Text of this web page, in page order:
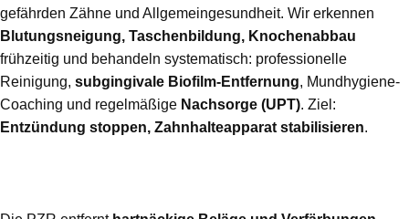
gefährden Zähne und Allgemeingesundheit. Wir erkennen
Blutungsneigung, Taschenbildung, Knochenabbau
frühzeitig und behandeln systematisch: professionelle
Reinigung, subgingivale Biofilm-Entfernung, Mundhygiene-
Coaching und regelmäßige Nachsorge (UPT). Ziel:
Entzündung stoppen, Zahnhalteapparat stabilisieren.